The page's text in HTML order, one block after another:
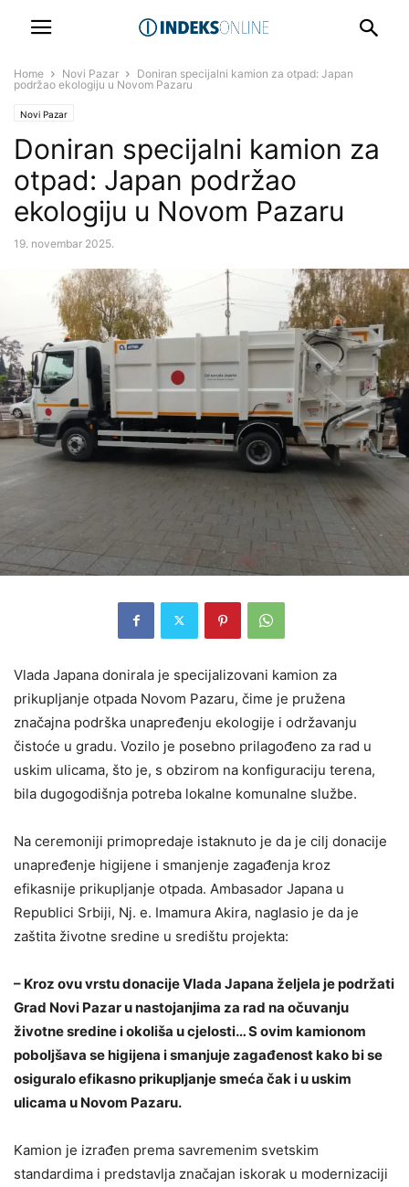
Home Novi Pazar
Doniran specijalni kamion za otpad: Japan
podržao ekologiju u Novom Pazaru
Novi Pazar
Doniran specijalni kamion za
otpad: Japan podržao
ekologiju u Novom Pazaru
19. novembar 2025.
Vlada Japana donirala je specijalizovani kamion za
prikupljanje otpada Novom Pazaru, čime je pružena
značajna podrška unapređenju ekologije i održavanju
čistoće u gradu. Vozilo je posebno prilagođeno za rad u
uskim ulicama, što je, s obzirom na konfiguraciju terena,
bila dugogodišnja potreba lokalne komunalne službe.
Na ceremoniji primopredaje istaknuto je da je cilj donacije
unapređenje higijene i smanjenje zagađenja kroz
efikasnije prikupljanje otpada. Ambasador Japana u
Republici Srbiji, Nj. e. Imamura Akira, naglasio je da je
zaštita životne sredine u središtu projekta:
– Kroz ovu vrstu donacije Vlada Japana željela je podržati
Grad Novi Pazar u nastojanjima za rad na očuvanju
životne sredine i okoliša u cjelosti… S ovim kamionom
poboljšava se higijena i smanjuje zagađenost kako bi se
osiguralo efikasno prikupljanje smeća čak i u uskim
ulicama u Novom Pazaru.
Kamion je izrađen prema savremenim svetskim
standardima i predstavlja značajan iskorak u modernizaciji